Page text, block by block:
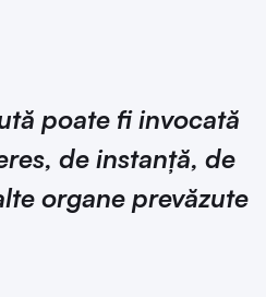
poate fi invocată
de instanță, de
organe prevăzute